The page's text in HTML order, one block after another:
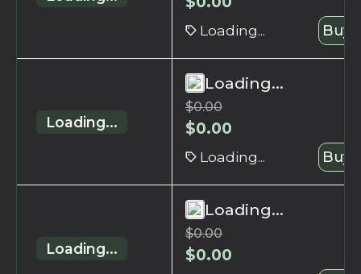
Loading... Buy
Loading...
Loading...
$0.00
$0.00
Loading... Buy
Loading...
Loading...
$0.00
$0.00